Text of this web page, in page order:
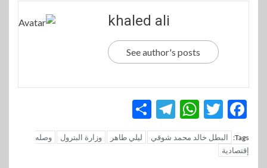
khaled ali
See author's posts
Facebook
Twitter
WhatsApp
Telegram
Tags: البطل خالد محمد شوقي ليلي طاهر وزارة البترول
وصله
إقتصادية